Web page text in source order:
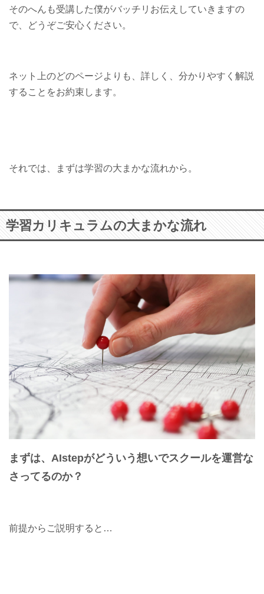
そのへんも受講した僕がバッチリお伝えしていきますの
で、どうぞご安心ください。
ネット上のどのページよりも、詳しく、分かりやすく解説
することをお約束します。
それでは、まずは学習の大まかな流れから。
学習カリキュラムの大まかな流れ
まずは、AIstepがどういう想いでスクールを運営な
さってるのか？
前提からご説明すると…